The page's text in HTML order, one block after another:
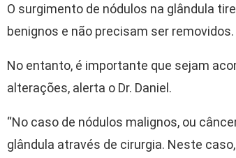
O surgimento de nódulos na glândula
benignos e não precisam ser removidos.
No entanto, é importante que sejam
alterações, alerta o Dr. Daniel.
“No caso de nódulos malignos, ou
glândula através de cirurgia. Neste